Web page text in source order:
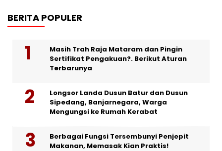
BERITA POPULER
Masih Trah Raja Mataram dan Pingin
Sertifikat Pengakuan?. Berikut Aturan
Terbarunya
Longsor Landa Dusun Batur dan Dusun
Sipedang, Banjarnegara, Warga
Mengungsi ke Rumah Kerabat
Berbagai Fungsi Tersembunyi Penjepit
Makanan, Memasak Kian Praktis!